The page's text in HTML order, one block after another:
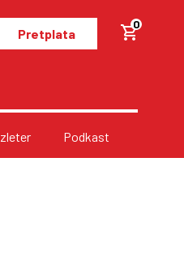
Pretplata
0
Podkast